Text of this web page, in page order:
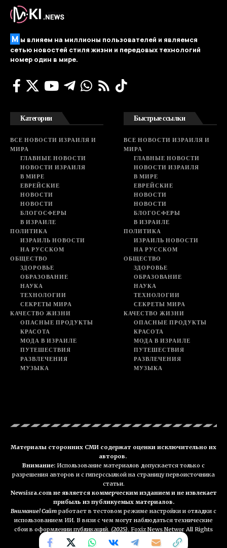
М ы влияем на миллионы пользователей и являемся
сетью новостей стиля жизни и передовых технологий
номер один в мире.
Категории
ВСЕ НОВОСТИ ИЗРАИЛЯ И
МИРА
ГЛАВНЫЕ НОВОСТИ
НОВОСТИ ИЗРАИЛЯ
В МИРЕ
ЕВРЕЙСКИЕ
НОВОСТИ
НОВОСТИ
БЛОГОСФЕРЫ
В ИЗРАИЛЕ
ПОЛИТИКА
ИЗРАИЛЬ НОВОСТИ
НА РУССКОМ
ОБЩЕСТВО
ЗДОРОВЬЕ
ОБРАЗОВАНИЕ
НАУКА
ТЕХНОЛОГИИ
СЕКРЕТЫ МИРА
КАЧЕСТВО ЖИЗНИ
ОПАСНЫЕ ПРОДУКТЫ
КРАСОТА
МОДА В ИЗРАИЛЕ
ПУТЕШЕСТВИЯ
РАЗВЛЕЧЕНИЯ
МУЗЫКА
Быстрые ссылки
ВСЕ НОВОСТИ ИЗРАИЛЯ И
МИРА
ГЛАВНЫЕ НОВОСТИ
НОВОСТИ ИЗРАИЛЯ
В МИРЕ
ЕВРЕЙСКИЕ
НОВОСТИ
НОВОСТИ
БЛОГОСФЕРЫ
В ИЗРАИЛЕ
ПОЛИТИКА
ИЗРАИЛЬ НОВОСТИ
НА РУССКОМ
ОБЩЕСТВО
ЗДОРОВЬЕ
ОБРАЗОВАНИЕ
НАУКА
ТЕХНОЛОГИИ
СЕКРЕТЫ МИРА
КАЧЕСТВО ЖИЗНИ
ОПАСНЫЕ ПРОДУКТЫ
КРАСОТА
МОДА В ИЗРАИЛЕ
ПУТЕШЕСТВИЯ
РАЗВЛЕЧЕНИЯ
МУЗЫКА
Материалы сторонних СМИ содержат оценки исключительно их
авторов.
Внимание: Использование материалов допускается только с
разрешения авторов и с гиперссылкой на страницу первоисточника
статьи.
Newsisra.com не является коммерческим изданием и не извлекает
прибыль из публикуемых материалов.
Внимание! Сайт работает в тестовом режиме настройки и отладки с
использованием ИИ. В вязи с чем могут наблюдаться технические
сбои в оформлении публикаций. (2025). Foxiz News Networ All Rights
Reserved. NEWSisra.com